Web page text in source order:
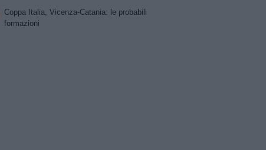
Coppa Italia, Vicenza-Catania: le probabili
formazioni